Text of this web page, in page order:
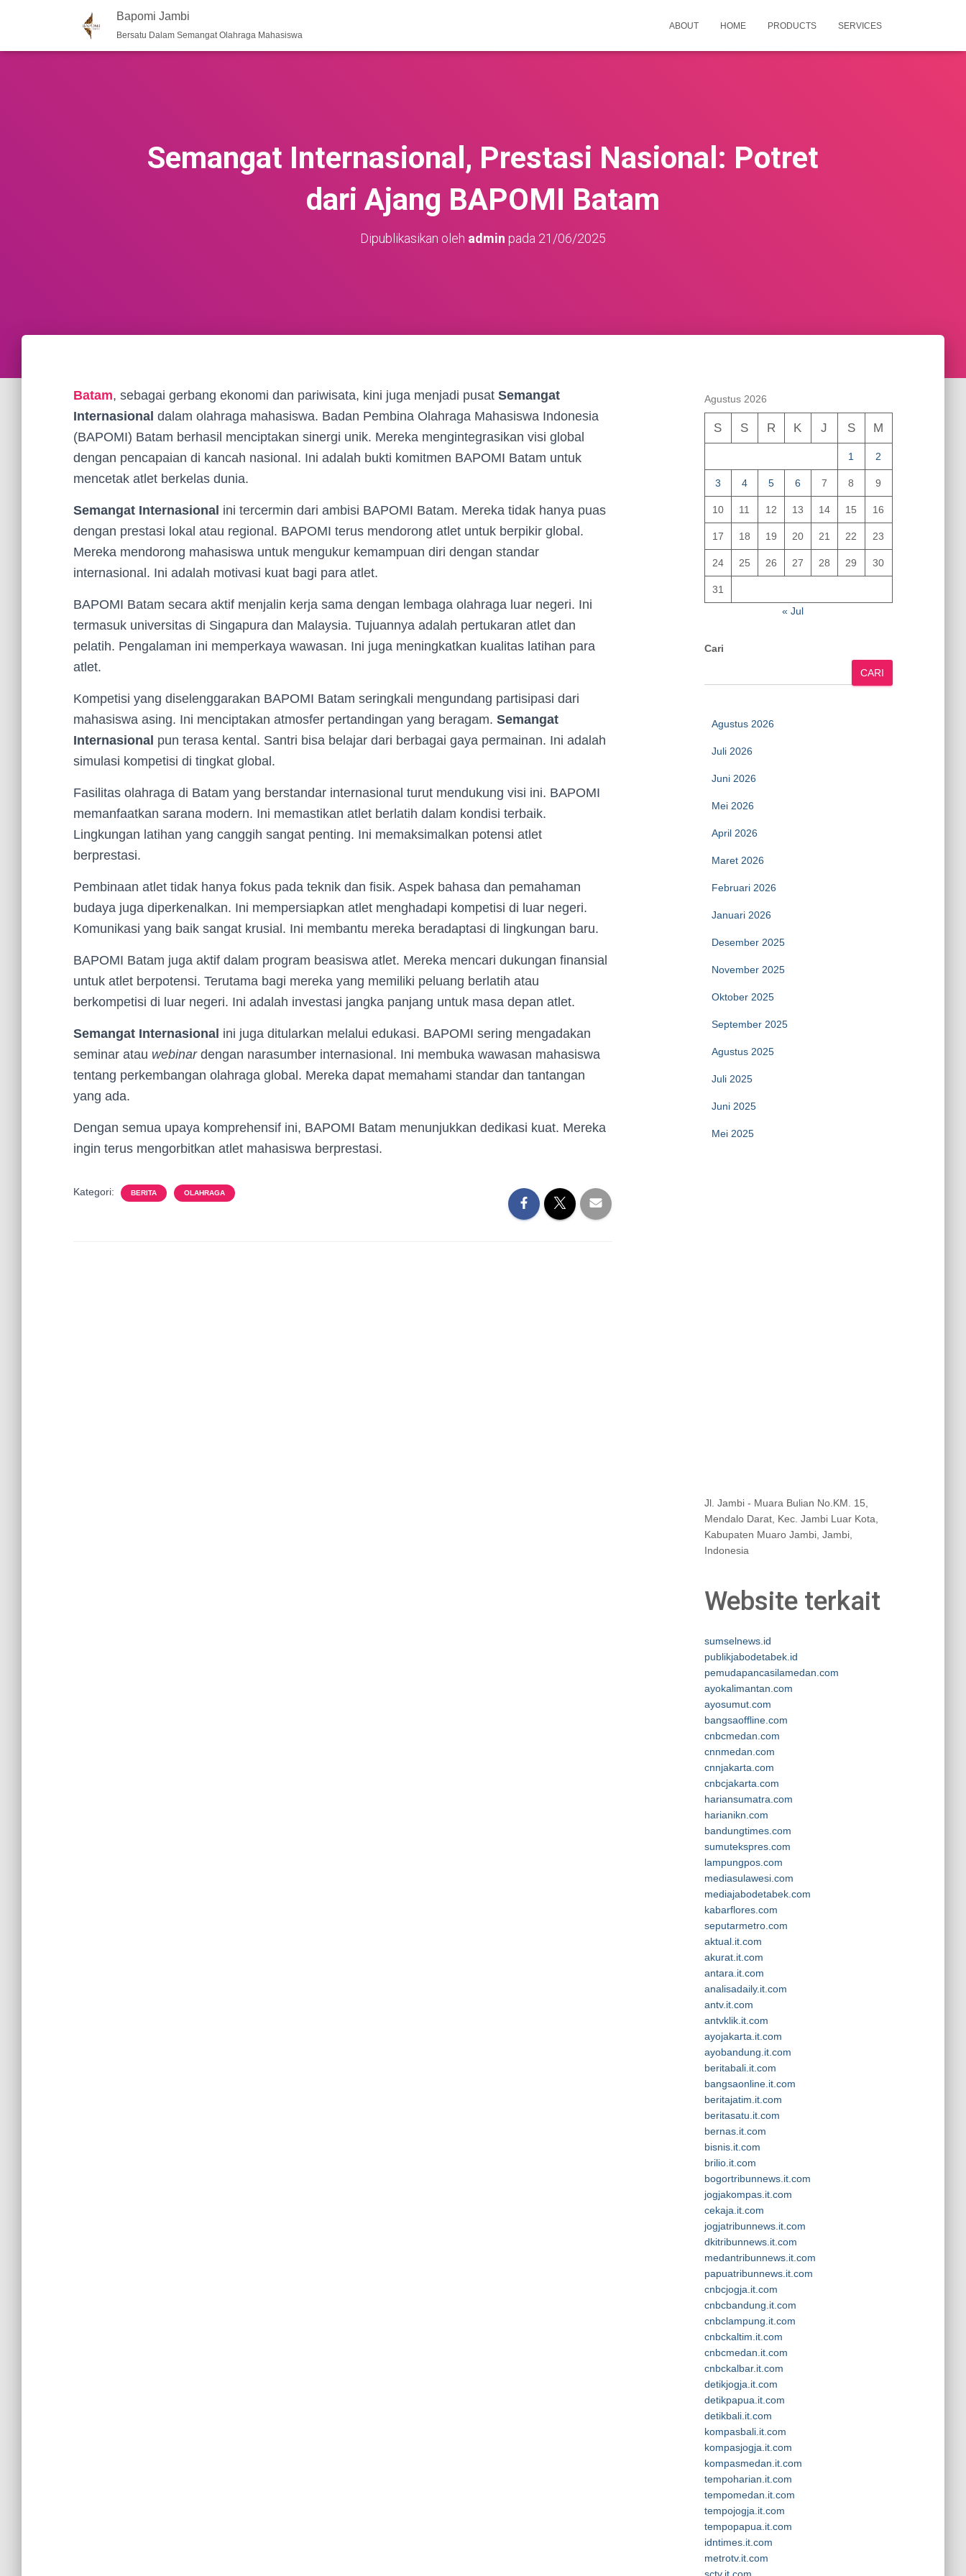
Bapomi Jambi
Bersatu Dalam Semangat Olahraga Mahasiswa
ABOUT HOME PRODUCTS SERVICES
Semangat Internasional, Prestasi Nasional: Potret
dari Ajang BAPOMI Batam
Dipublikasikan oleh admin pada 21/06/2025
Batam, sebagai gerbang ekonomi dan pariwisata, kini juga menjadi pusat Semangat
Internasional dalam olahraga mahasiswa. Badan Pembina Olahraga Mahasiswa Indonesia
(BAPOMI) Batam berhasil menciptakan sinergi unik. Mereka mengintegrasikan visi global
dengan pencapaian di kancah nasional. Ini adalah bukti komitmen BAPOMI Batam untuk
mencetak atlet berkelas dunia.
Semangat Internasional ini tercermin dari ambisi BAPOMI Batam. Mereka tidak hanya puas
dengan prestasi lokal atau regional. BAPOMI terus mendorong atlet untuk berpikir global.
Mereka mendorong mahasiswa untuk mengukur kemampuan diri dengan standar
internasional. Ini adalah motivasi kuat bagi para atlet.
BAPOMI Batam secara aktif menjalin kerja sama dengan lembaga olahraga luar negeri. Ini
termasuk universitas di Singapura dan Malaysia. Tujuannya adalah pertukaran atlet dan
pelatih. Pengalaman ini memperkaya wawasan. Ini juga meningkatkan kualitas latihan para
atlet.
Kompetisi yang diselenggarakan BAPOMI Batam seringkali mengundang partisipasi dari
mahasiswa asing. Ini menciptakan atmosfer pertandingan yang beragam. Semangat
Internasional pun terasa kental. Santri bisa belajar dari berbagai gaya permainan. Ini adalah
simulasi kompetisi di tingkat global.
Fasilitas olahraga di Batam yang berstandar internasional turut mendukung visi ini. BAPOMI
memanfaatkan sarana modern. Ini memastikan atlet berlatih dalam kondisi terbaik.
Lingkungan latihan yang canggih sangat penting. Ini memaksimalkan potensi atlet
berprestasi.
Pembinaan atlet tidak hanya fokus pada teknik dan fisik. Aspek bahasa dan pemahaman
budaya juga diperkenalkan. Ini mempersiapkan atlet menghadapi kompetisi di luar negeri.
Komunikasi yang baik sangat krusial. Ini membantu mereka beradaptasi di lingkungan baru.
BAPOMI Batam juga aktif dalam program beasiswa atlet. Mereka mencari dukungan finansial
untuk atlet berpotensi. Terutama bagi mereka yang memiliki peluang berlatih atau
berkompetisi di luar negeri. Ini adalah investasi jangka panjang untuk masa depan atlet.
Semangat Internasional ini juga ditularkan melalui edukasi. BAPOMI sering mengadakan
seminar atau webinardengan narasumber internasional. Ini membuka wawasan mahasiswa
tentang perkembangan olahraga global. Mereka dapat memahami standar dan tantangan
yang ada.
Dengan semua upaya komprehensif ini, BAPOMI Batam menunjukkan dedikasi kuat. Mereka
ingin terus mengorbitkan atlet mahasiswa berprestasi.
Kategori: BERITA OLAHRAGA
Agustus 2026
S S R K J S M
1 2
3 4 5 6 7 8 9
10 11 12 13 14 15 16
17 18 19 20 21 22 23
24 25 26 27 28 29 30
31
« Jul
Cari
CARI
Agustus 2026
Juli 2026
Juni 2026
Mei 2026
April 2026
Maret 2026
Februari 2026
Januari 2026
Desember 2025
November 2025
Oktober 2025
September 2025
Agustus 2025
Juli 2025
Juni 2025
Mei 2025
Jl. Jambi - Muara Bulian No.KM. 15,
Mendalo Darat, Kec. Jambi Luar Kota,
Kabupaten Muaro Jambi, Jambi,
Indonesia
Website terkait
sumselnews.id
publikjabodetabek.id
pemudapancasilamedan.com
ayokalimantan.com
ayosumut.com
bangsaoffline.com
cnbcmedan.com
cnnmedan.com
cnnjakarta.com
cnbcjakarta.com
hariansumatra.com
harianikn.com
bandungtimes.com
sumutekspres.com
lampungpos.com
mediasulawesi.com
mediajabodetabek.com
kabarflores.com
seputarmetro.com
aktual.it.com
akurat.it.com
antara.it.com
analisadaily.it.com
antv.it.com
antvklik.it.com
ayojakarta.it.com
ayobandung.it.com
beritabali.it.com
bangsaonline.it.com
beritajatim.it.com
beritasatu.it.com
bernas.it.com
bisnis.it.com
brilio.it.com
bogortribunnews.it.com
jogjakompas.it.com
cekaja.it.com
jogjatribunnews.it.com
dkitribunnews.it.com
medantribunnews.it.com
papuatribunnews.it.com
cnbcjogja.it.com
cnbcbandung.it.com
cnbclampung.it.com
cnbckaltim.it.com
cnbcmedan.it.com
cnbckalbar.it.com
detikjogja.it.com
detikpapua.it.com
detikbali.it.com
kompasbali.it.com
kompasjogja.it.com
kompasmedan.it.com
tempoharian.it.com
tempomedan.it.com
tempojogja.it.com
tempopapua.it.com
idntimes.it.com
metrotv.it.com